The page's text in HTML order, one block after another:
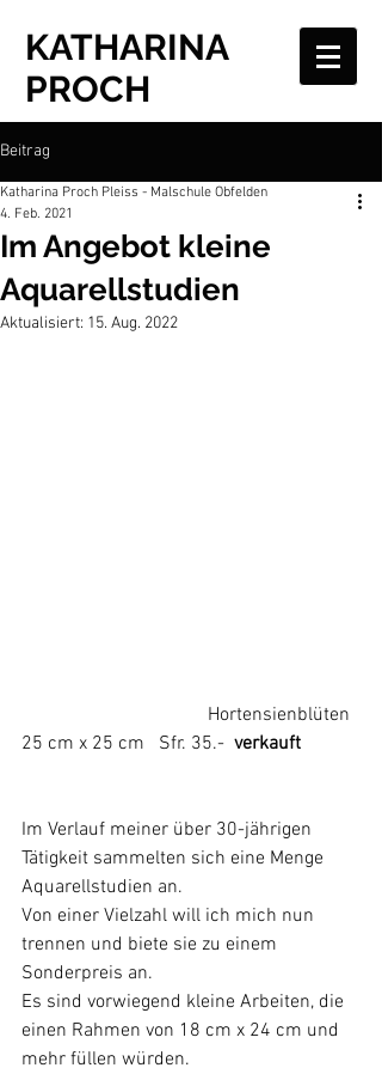
KATHARINA
PROCH
Beitrag
Im Angebot kleine
Aquarellstudien
Katharina Proch Pleiss - Malschule Obfelden
4. Feb. 2021
Aktualisiert: 15. Aug. 2022
25 cm x 25 cm   Sfr. 35.- verkauft
Im Verlauf meiner über 30-jährigen
Tätigkeit sammelten sich eine Menge
Aquarellstudien an.
Von einer Vielzahl will ich mich nun
trennen und biete sie zu einem
Sonderpreis an.
Es sind vorwiegend kleine Arbeiten, die
einen Rahmen von 18 cm x 24 cm und
mehr füllen würden.